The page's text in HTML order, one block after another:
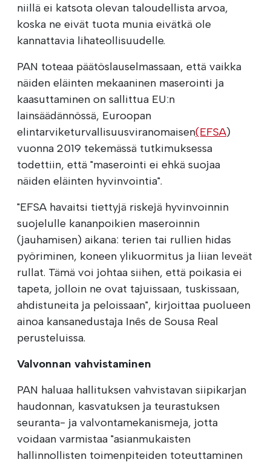
niillä ei katsota olevan taloudellista arvoa,
koska ne eivät tuota munia eivätkä ole
kannattavia lihateollisuudelle.
PAN toteaa päätöslauselmassaan, että vaikka
näiden eläinten mekaaninen maserointi ja
kaasuttaminen on sallittua EU:n
lainsäädännössä, Euroopan
elintarviketurvallisuusviranomaisen(EFSA)
vuonna 2019 tekemässä tutkimuksessa
todettiin, että "maserointi ei ehkä suojaa
näiden eläinten hyvinvointia".
"EFSA havaitsi tiettyjä riskejä hyvinvoinnin
suojelulle kananpoikien maseroinnin
(jauhamisen) aikana: terien tai rullien hidas
pyöriminen, koneen ylikuormitus ja liian leveät
rullat. Tämä voi johtaa siihen, että poikasia ei
tapeta, jolloin ne ovat tajuissaan, tuskissaan,
ahdistuneita ja peloissaan", kirjoittaa puolueen
ainoa kansanedustaja Inês de Sousa Real
perusteluissa.
Valvonnan vahvistaminen
PAN haluaa hallituksen vahvistavan siipikarjan
haudonnan, kasvatuksen ja teurastuksen
seuranta- ja valvontamekanismeja, jotta
voidaan varmistaa "asianmukaisten
hallinnollisten toimenpiteiden toteuttaminen